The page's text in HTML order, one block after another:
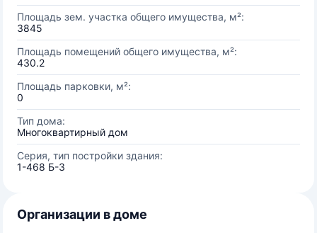
Площадь зем. участка общего имущества, м²:
3845
Площадь помещений общего имущества, м²:
430.2
Площадь парковки, м²:
0
Тип дома:
Многоквартирный дом
Серия, тип постройки здания:
1-468 Б-3
Организации в доме